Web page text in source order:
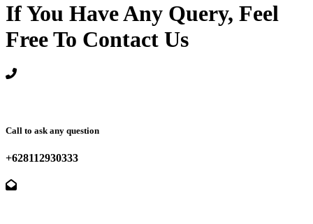
If You Have Any Query, Feel
Free To Contact Us
Call to ask any question
+628112930333